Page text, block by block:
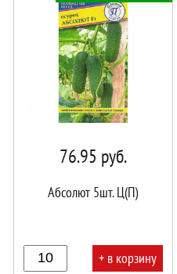
76.95 руб.
Абсолют 5шт. Ц(П)
+ в корзину